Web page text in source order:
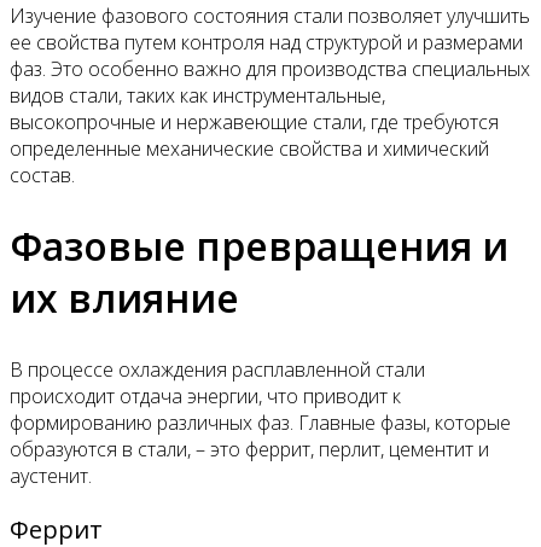
Изучение фазового состояния стали позволяет улучшить
ее свойства путем контроля над структурой и размерами
фаз. Это особенно важно для производства специальных
видов стали, таких как инструментальные,
высокопрочные и нержавеющие стали, где требуются
определенные механические свойства и химический
состав.
Фазовые превращения и
их влияние
В процессе охлаждения расплавленной стали
происходит отдача энергии, что приводит к
формированию различных фаз. Главные фазы, которые
образуются в стали, – это феррит, перлит, цементит и
аустенит.
Феррит